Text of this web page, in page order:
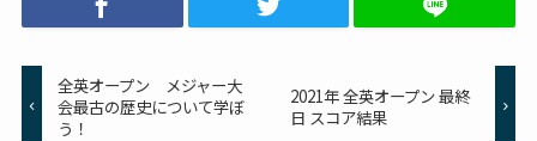
全英オープン メジャー大
会最古の歴史について学ぼ
う！
2021年 全英オープン 最終
日 スコア結果